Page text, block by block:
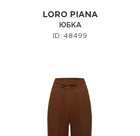
LORO PIANA
ЮБКА
ID: 48499